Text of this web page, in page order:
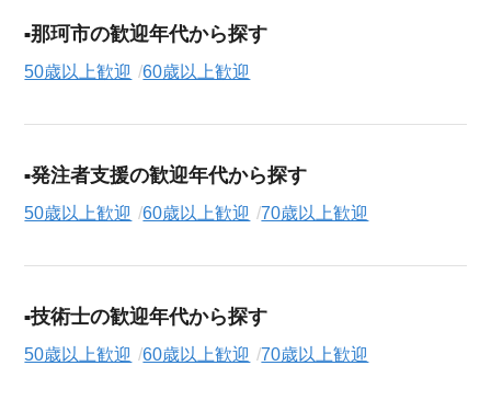
那珂市の歓迎年代から探す
50歳以上歓迎 60歳以上歓迎
発注者支援の歓迎年代から探す
50歳以上歓迎 60歳以上歓迎 70歳以上歓迎
技術士の歓迎年代から探す
50歳以上歓迎 60歳以上歓迎 70歳以上歓迎